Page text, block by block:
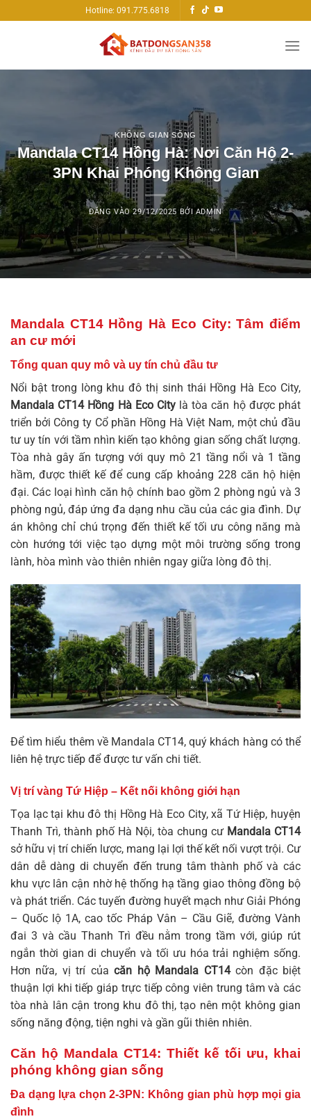
qua
Hotline: 091.775.6818
KHÔNG GIAN SỐNG
Mandala CT14 Hồng Hà: Nơi Căn Hộ 2-
3PN Khai Phóng Không Gian
ĐĂNG VÀO29/12/2025 BỞIADMIN
Mandala CT14 Hồng Hà Eco City: Tâm điểm
an cư mới
Tổng quan quy mô và uy tín chủ đầu tư
Nổi bật trong lòng khu đô thị sinh thái Hồng Hà Eco City,
Mandala CT14 Hồng Hà Eco Citylà tòa căn hộ được phát
triển bởi Công ty Cổ phần Hồng Hà Việt Nam, một chủ đầu
tư uy tín với tầm nhìn kiến tạo không gian sống chất lượng.
Tòa nhà gây ấn tượng với quy mô 21 tầng nổi và 1 tầng
hầm, được thiết kế để cung cấp khoảng 228 căn hộ hiện
đại. Các loại hình căn hộ chính bao gồm 2 phòng ngủ và 3
phòng ngủ, đáp ứng đa dạng nhu cầu của các gia đình. Dự
án không chỉ chú trọng đến thiết kế tối ưu công năng mà
còn hướng tới việc tạo dựng một môi trường sống trong
lành, hòa mình vào thiên nhiên ngay giữa lòng đô thị.
Để tìm hiểu thêm về Mandala CT14, quý khách hàng có thể
liên hệ trực tiếp để được tư vấn chi tiết.
Vị trí vàng Tứ Hiệp – Kết nối không giới hạn
Tọa lạc tại khu đô thị Hồng Hà Eco City, xã Tứ Hiệp, huyện
Thanh Trì, thành phố Hà Nội, tòa chung cư Mandala CT14
sở hữu vị trí chiến lược, mang lại lợi thế kết nối vượt trội. Cư
dân dễ dàng di chuyển đến trung tâm thành phố và các
khu vực lân cận nhờ hệ thống hạ tầng giao thông đồng bộ
và phát triển. Các tuyến đường huyết mạch như Giải Phóng
– Quốc lộ 1A, cao tốc Pháp Vân – Cầu Giẽ, đường Vành
đai 3 và cầu Thanh Trì đều nằm trong tầm với, giúp rút
ngắn thời gian di chuyển và tối ưu hóa trải nghiệm sống.
Hơn nữa, vị trí củacăn hộ Mandala CT14còn đặc biệt
thuận lợi khi tiếp giáp trực tiếp công viên trung tâm và các
tòa nhà lân cận trong khu đô thị, tạo nên một không gian
sống năng động, tiện nghi và gần gũi thiên nhiên.
Căn hộ Mandala CT14: Thiết kế tối ưu, khai
phóng không gian sống
Đa dạng lựa chọn 2-3PN: Không gian phù hợp mọi gia
đình